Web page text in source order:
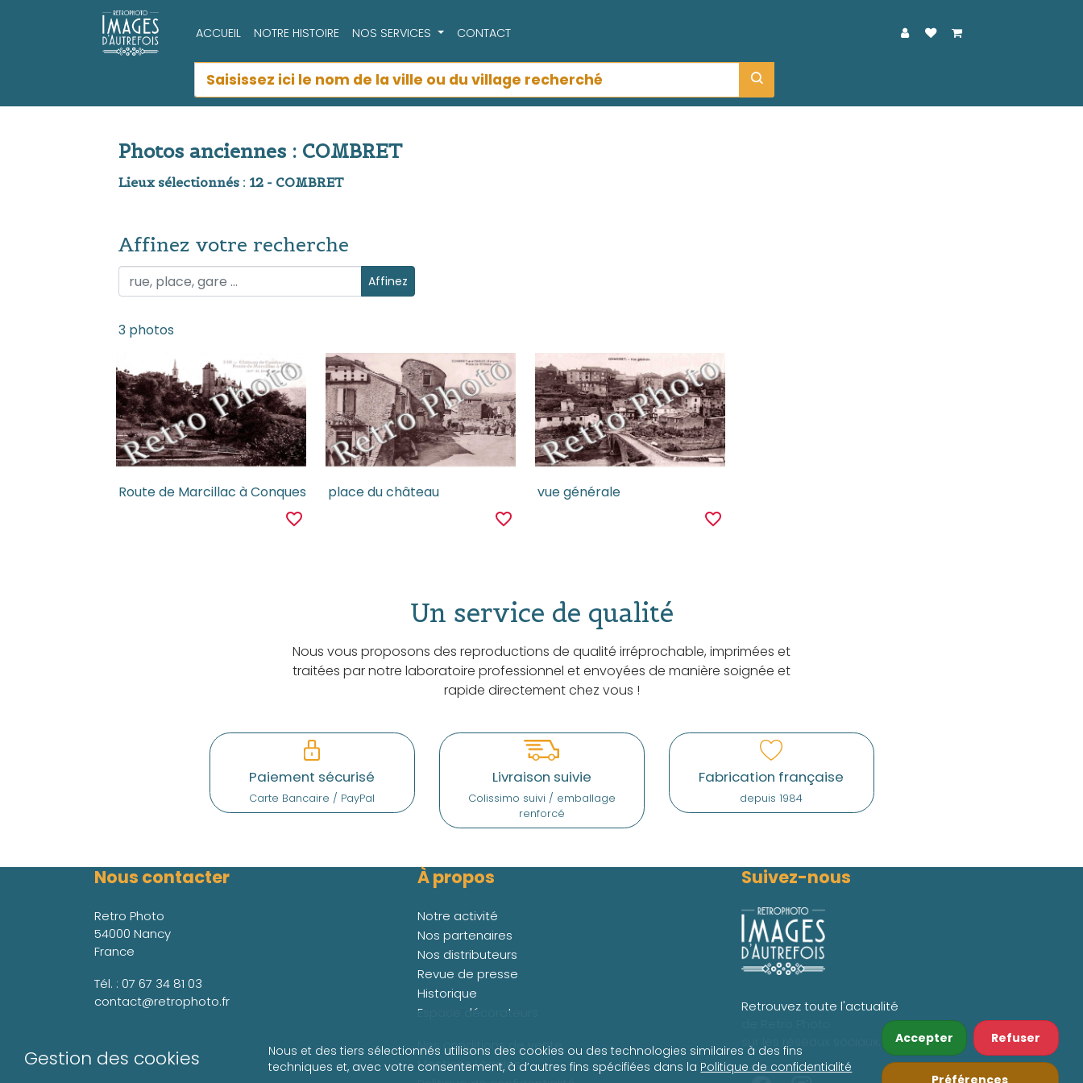
ACCUEIL NOTRE HISTOIRE NOS SERVICES CONTACT
Gestion des cookies
Nous et des tiers sélectionnés utilisons des cookies ou des technologies similaires à des fins
techniques et, avec votre consentement, à d’autres fins spécifiées dans la Politique de confidentialité
Accepter Refuser
Préférences
Photos anciennes : COMBRET
Lieux sélectionnés : 12 - COMBRET
Affinez votre recherche
Affinez votre recherche Affinez
3 photos
Route de Marcillac à Conques
favorite_border
place du château
favorite_border
vue générale
favorite_border
Un service de qualité
Nous vous proposons des reproductions de qualité irréprochable, imprimées et
traitées par notre laboratoire professionnel et envoyées de manière soignée et
rapide directement chez vous !
Paiement sécurisé
Carte Bancaire / PayPal
Livraison suivie
Colissimo suivi / emballage
renforcé
Fabrication française
depuis 1984
Nous contacter
Retro Photo
54000 Nancy
France
Tél. : 07 67 34 81 03
contact@retrophoto.fr
À propos
Notre activité
Nos partenaires
Nos distributeurs
Revue de presse
Historique
Espace décorateurs
Nos conditions de vente
Mentions Légales
Suivez-nous
Retrouvez toute l'actualité